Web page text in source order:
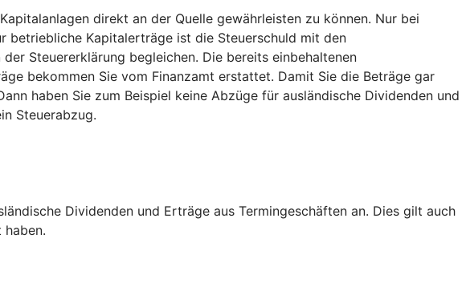
direkt an der Quelle gewährleisten zu können. Nur bei
betriebliche Kapitalerträge ist die Steuerschuld mit den
Steuererklärung begleichen. Die bereits einbehaltenen
bekommen Sie vom Finanzamt erstattet. Damit Sie die Beträge gar
haben Sie zum Beispiel keine Abzüge für ausländische Dividenden und
Steuerabzug.
Dividenden und Erträge aus Termingeschäften an. Dies gilt auch